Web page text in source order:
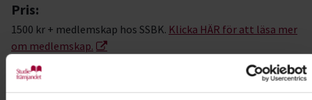
Pris:
1500 kr + medlemskap hos SSBK. Klicka HÄR för att läsa mer
om medlemskap.
Övrigt:
Medlemskap i SSBK är obligatoriskt